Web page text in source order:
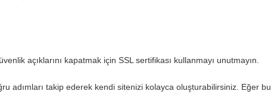
açıklarını kapatmak için SSL sertifikası kullanmayı unutmayın.
adımları takip ederek kendi sitenizi kolayca oluşturabilirsiniz. Eğer bu